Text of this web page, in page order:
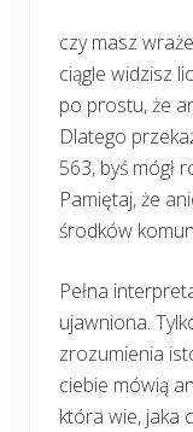
czy masz
ciągle widzisz
po prostu, że
Dlatego
563, byś mógł
Pamiętaj, że
środków
Pełna
ujawniona.
zrozumienia
ciebie mówią
która wie, jaka